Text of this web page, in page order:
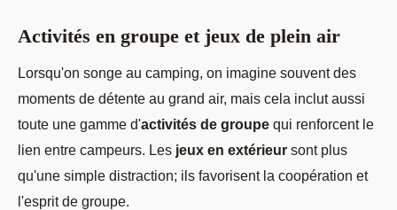
Activités en groupe et jeux de plein air
Lorsqu'on songe au camping, on imagine souvent des
moments de détente au grand air, mais cela inclut aussi
toute une gamme d'activités de groupe qui renforcent le
lien entre campeurs. Les jeux en extérieur sont plus
qu'une simple distraction; ils favorisent la coopération et
l'esprit de groupe.